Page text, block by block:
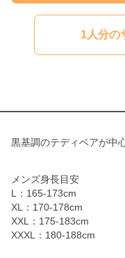
1人分の
黒基調のテディベアが中
メンズ身長目安
L：165-173cm
XL：170-178cm
XXL：175-183cm
XXXL：180-188cm